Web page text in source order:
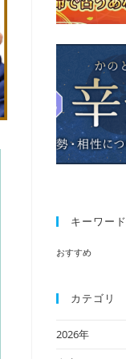
キーワード
おすすめ
カテゴリ
2026年